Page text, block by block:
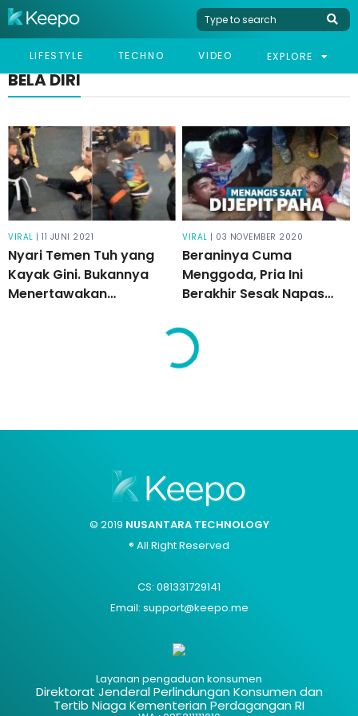
LIFESTYLE TECHNO VIDEO EXPLORE
BELA DIRI
VIRAL | 11 JUNI 2021
Nyari Temen Tuh yang
Kayak Gini. Bukannya
Menertawakan
VIRAL | 03 NOVEMBER 2020
Beraninya Cuma
Menggoda, Pria Ini
Berakhir Sesak Napas
Dijepit di Paha Seorang
Wanita
© 2019 NUSANTARA TECHNOLOGY
® All Right Reserved
CS: 081331729141
Email: support@keepo.me
Layanan pengaduan konsumen
Direktorat Jenderal Perlindungan Konsumen dan
Tertib Niaga Kementerian Perdagangan RI